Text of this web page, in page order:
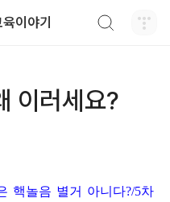
이야기
이러세요?
핵놀음 별거 아니다?/5차